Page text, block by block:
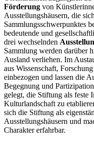
Förderung von
Ausstellungshäusern, die
Sammlungsschwerpunktes
bedeutende und
drei wechselnden
Sammlung werden darüber
Ausland verliehen. Im
aus Wissenschaft,
einbezogen und lassen die
Begegnung und
gelegt, die Stiftung als feste
Kulturlandschaft zu
sich die Stiftung als
Ausstellungshäusern und
Charakter erfahrbar.